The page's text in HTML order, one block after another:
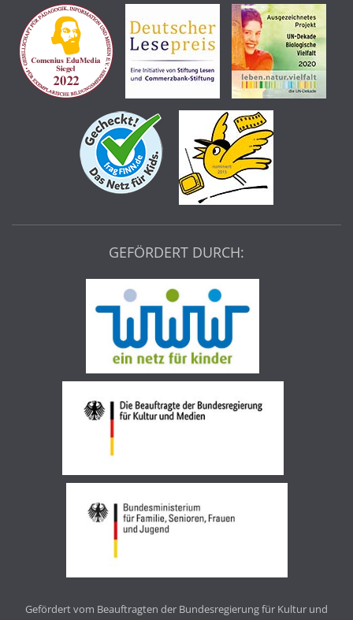
GEFÖRDERT DURCH:
Gefördert vom Beauftragten der Bundesregierung für Kultur und